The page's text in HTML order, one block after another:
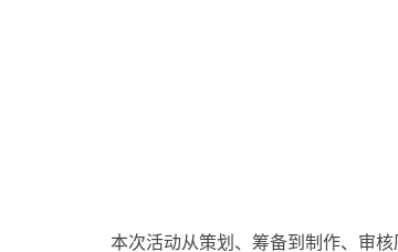
本次活动从策划、筹备到制作、审核